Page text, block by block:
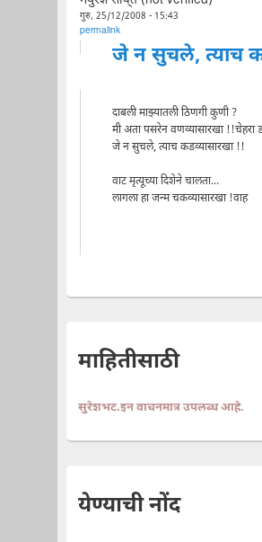
गुरु, 25/12/2008 - 15:43
permalink
जे न सुचले, त्याच
दाबली माझ्यातली ठिणगी कुणी ?
मी अता पसरेन वणव्यासारखा !!चेहरा
जे न सुचले, त्याच कडव्यासारखा !!
वाट मृत्यूच्या दिशेने चालता...
लागला हा जन्म चकव्यासारखा !वाह
माहितीसाठी
सुरेशभट.इन वाचनमात्र उपलब्ध आहे.
येण्याची नोंद